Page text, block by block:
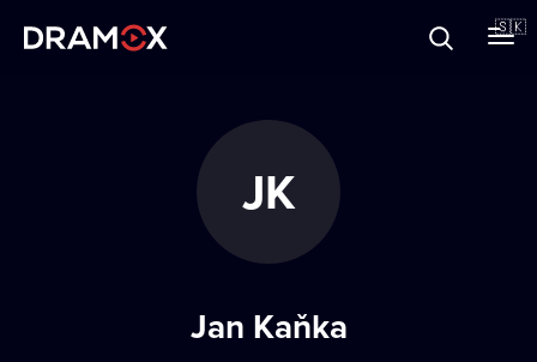
🇸🇰
JK
Jan Kaňka